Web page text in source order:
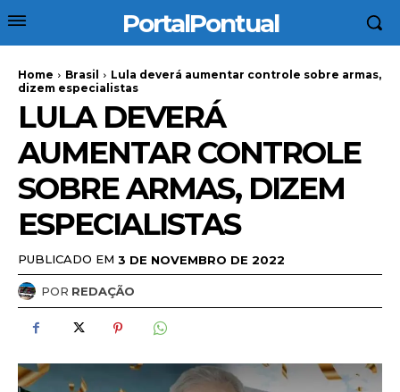
PortalPontual
Home Brasil
Lula deverá aumentar controle sobre armas,
dizem especialistas
LULA DEVERÁ
AUMENTAR CONTROLE
SOBRE ARMAS, DIZEM
ESPECIALISTAS
PUBLICADO EM 3 DE NOVEMBRO DE 2022
POR REDAÇÃO